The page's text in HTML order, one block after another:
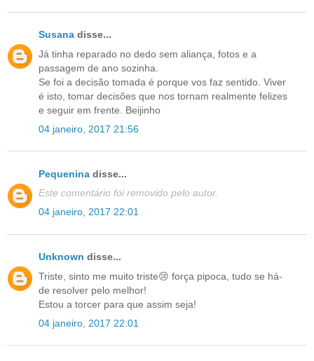
Susana disse...
Já tinha reparado no dedo sem aliança, fotos e a
passagem de ano sozinha.
Se foi a decisão tomada é porque vos faz sentido. Viver
é isto, tomar decisões que nos tornam realmente felizes
e seguir em frente. Beijinho
04 janeiro, 2017 21:56
Pequenina disse...
Este comentário foi removido pelo autor.
04 janeiro, 2017 22:01
Unknown disse...
Triste, sinto me muito triste😢 força pipoca, tudo se há-
de resolver pelo melhor!
Estou a torcer para que assim seja!
04 janeiro, 2017 22:01